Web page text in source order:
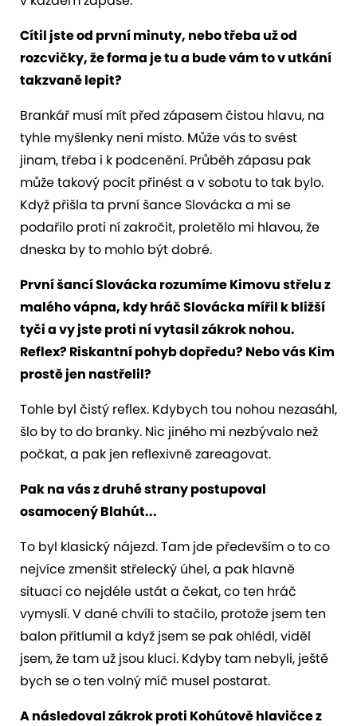
Cítil jste od první minuty, nebo třeba už od
rozcvičky, že forma je tu a bude vám to v utkání
takzvaně lepit?
Brankář musí mít před zápasem čistou hlavu, na
tyhle myšlenky není místo. Může vás to svést
jinam, třeba i k podcenění. Průběh zápasu pak
může takový pocit přinést a v sobotu to tak bylo.
Když přišla ta první šance Slovácka a mi se
podařilo proti ní zakročit, proletělo mi hlavou, že
dneska by to mohlo být dobré.
První šancí Slovácka rozumíme Kimovu střelu z
malého vápna, kdy hráč Slovácka mířil k bližší
tyči a vy jste proti ní vytasil zákrok nohou.
Reflex? Riskantní pohyb dopředu? Nebo vás Kim
prostě jen nastřelil?
Tohle byl čistý reflex. Kdybych tou nohou nezasáhl,
šlo by to do branky. Nic jiného mi nezbývalo než
počkat, a pak jen reflexivně zareagovat.
Pak na vás z druhé strany postupoval
osamocený Blahút...
To byl klasický nájezd. Tam jde především o to co
nejvíce zmenšit střelecký úhel, a pak hlavně
situaci co nejdéle ustát a čekat, co ten hráč
vymyslí. V dané chvíli to stačilo, protože jsem ten
balon přitlumil a když jsem se pak ohlédl, viděl
jsem, že tam už jsou kluci. Kdyby tam nebyli, ještě
bych se o ten volný míč musel postarat.
A následoval zákrok proti Kohútově hlavičce z